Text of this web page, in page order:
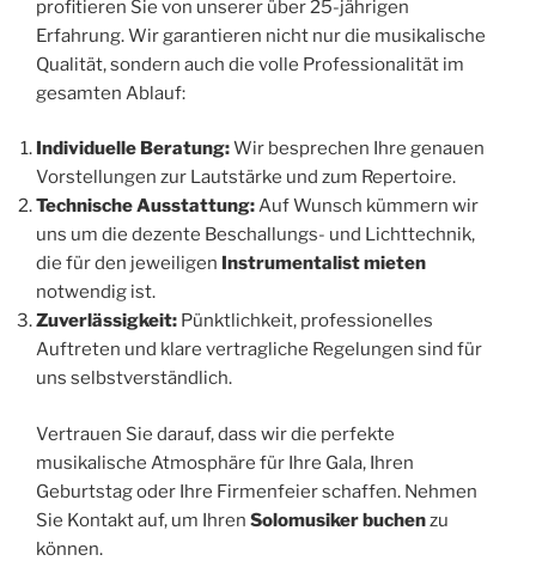
profitieren Sie von unserer über 25-jährigen
Erfahrung. Wir garantieren nicht nur die musikalische
Qualität, sondern auch die volle Professionalität im
gesamten Ablauf:
Individuelle Beratung:Wir besprechen Ihre genauen
Vorstellungen zur Lautstärke und zum Repertoire.
Technische Ausstattung:Auf Wunsch kümmern wir
uns um die dezente Beschallungs- und Lichttechnik,
die für den jeweiligen Instrumentalist mieten
notwendig ist.
Zuverlässigkeit: Pünktlichkeit, professionelles
Auftreten und klare vertragliche Regelungen sind für
uns selbstverständlich.
Vertrauen Sie darauf, dass wir die perfekte
musikalische Atmosphäre für Ihre Gala, Ihren
Geburtstag oder Ihre Firmenfeier schaffen. Nehmen
Sie Kontakt auf, um Ihren Solomusiker buchenzu
können.